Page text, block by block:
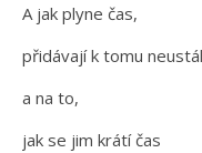
A jak plyne čas,
přidávají k tomu
a na to,
jak se jim krátí čas